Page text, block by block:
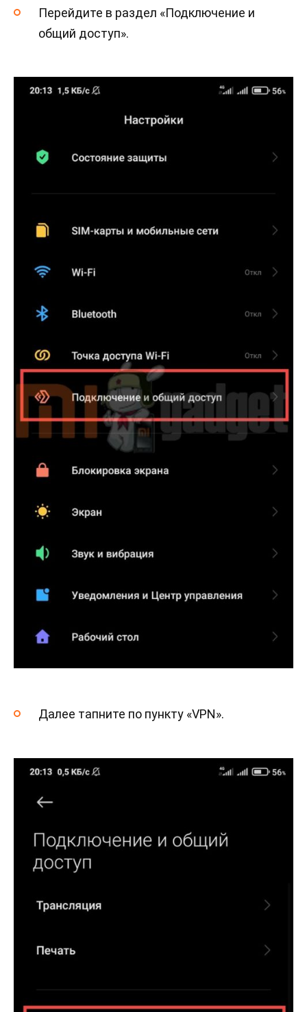
Перейдите в раздел «Подключение и
общий доступ».
Далее тапните по пункту «VPN».